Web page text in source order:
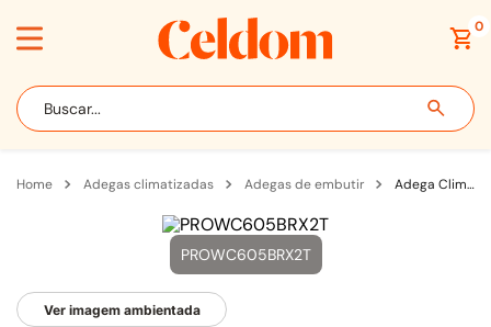
0
Buscar...
adegas climatizadas adegas de embutir Adega Climatizada de Embutir Até 80 Garrafas 2 Zonas Professional Inox Abertura p Direita - PROWC605
PROWC605BRX2T
Ver imagem ambientada